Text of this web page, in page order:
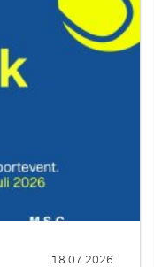
18.07.2026